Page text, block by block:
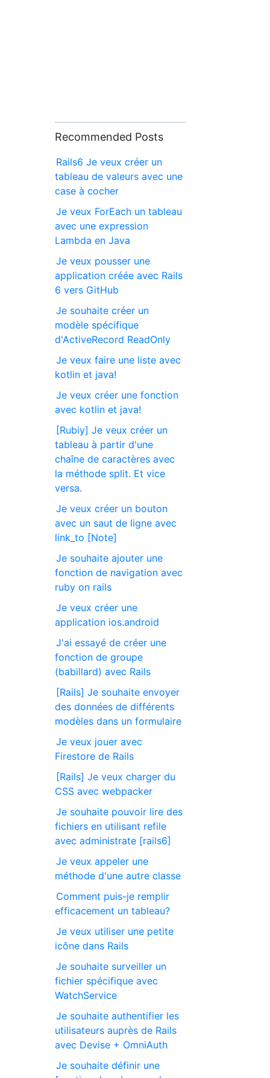
Recommended Posts
Rails6 Je veux créer un
tableau de valeurs avec une
case à cocher
Je veux ForEach un tableau
avec une expression
Lambda en Java
Je veux pousser une
application créée avec Rails
6 vers GitHub
Je souhaite créer un
modèle spécifique
d'ActiveRecord ReadOnly
Je veux faire une liste avec
kotlin et java!
Je veux créer une fonction
avec kotlin et java!
[Rubiy] Je veux créer un
tableau à partir d'une
chaîne de caractères avec
la méthode split. Et vice
versa.
Je veux créer un bouton
avec un saut de ligne avec
link_to [Note]
Je souhaite ajouter une
fonction de navigation avec
ruby on rails
Je veux créer une
application ios.android
J'ai essayé de créer une
fonction de groupe
(babillard) avec Rails
[Rails] Je souhaite envoyer
des données de différents
modèles dans un formulaire
Je veux jouer avec
Firestore de Rails
[Rails] Je veux charger du
CSS avec webpacker
Je souhaite pouvoir lire des
fichiers en utilisant refile
avec administrate [rails6]
Je veux appeler une
méthode d'une autre classe
Comment puis-je remplir
efficacement un tableau?
Je veux utiliser une petite
icône dans Rails
Je souhaite surveiller un
fichier spécifique avec
WatchService
Je souhaite authentifier les
utilisateurs auprès de Rails
avec Devise + OmniAuth
Je souhaite définir une